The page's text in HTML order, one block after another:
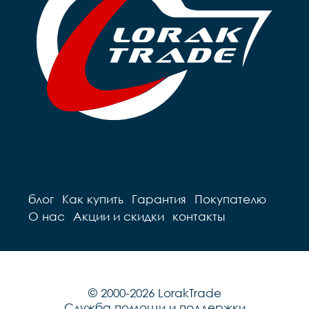
Педали	- Пластик
Вес	- 9.76 кг
блог Как купить Гарантия
Покупателю
О нас
Акции и скидки контакты
© 2000-2026 LorakTrade